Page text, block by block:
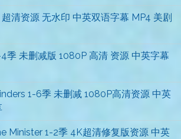
清资源 无水印 中英双语字幕 MP4 美剧
季 未删减版 1080P 高清 资源 中英字幕
1-6季 未删减 1080P高清资源 中英
Minister 1-2季 4K超清修复版资源 中英